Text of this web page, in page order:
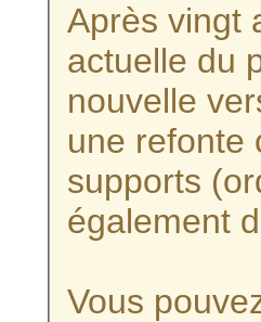
Après vingt
actuelle du
nouvelle
une refonte
supports
également
Vous